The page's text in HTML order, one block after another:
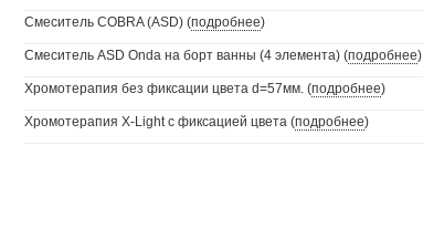
Смеситель COBRA (ASD) (подробнее)
Смеситель ASD Onda на борт ванны (4 элемента) (подробнее)
Хромотерапия без фиксации цвета d=57мм. (подробнее)
Хромотерапия X-Light с фиксацией цвета (подробнее)